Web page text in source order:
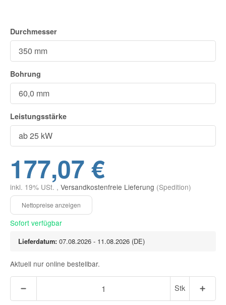
Durchmesser
Bohrung
Leistungsstärke
177,07 €
inkl. 19% USt. , Versandkostenfreie Lieferung (Spedition)
Sofort verfügbar
Lieferdatum: 07.08.2026 - 11.08.2026 (DE)
Aktuell nur online bestellbar.
Stk